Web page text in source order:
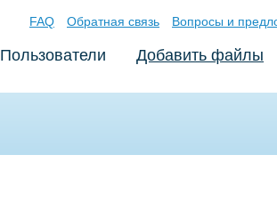
FAQ Обратная связь Вопросы и
Пользователи Добавить файлы